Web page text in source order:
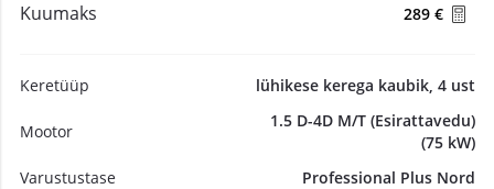
Kuumaks 289 €
Keretüüp lühikese kerega kaubik, 4 ust
Mootor
1.5 D-4D M/T (Esirattavedu)
(75 kW)
Varustustase
Professional Plus Nord